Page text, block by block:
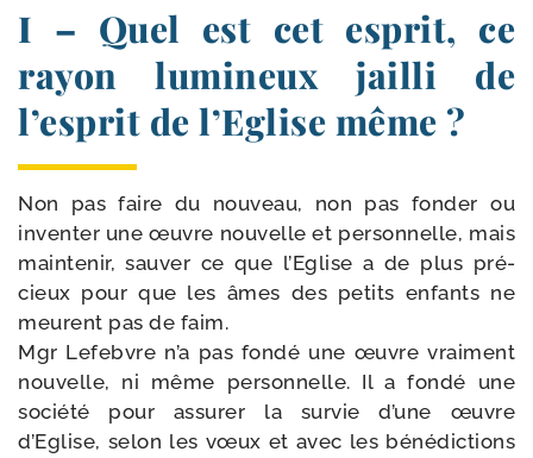
I – Quel est cet esprit, ce
rayon lumineux jailli de
l’esprit de l’Eglise même ?
Non pas faire du nou­veau, non pas fon­der ou
inven­ter une œuvre nou­velle et per­son­nelle, mais
main­te­nir, sau­ver ce que l’Eglise a de plus pré­
cieux pour que les âmes des petits enfants ne
meurent pas de faim.
Mgr Lefebvre n’a pas fon­dé une œuvre vrai­ment
nou­velle, ni même per­son­nelle. Il a fon­dé une
socié­té pour assu­rer la sur­vie d’une œuvre
d’Eglise, selon les vœux et avec les béné­dic­tions